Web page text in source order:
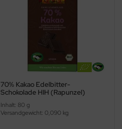
70% Kakao Edelbitter-
Schokolade HIH (Rapunzel)
Inhalt: 80 g
Versandgewicht: 0,090 kg